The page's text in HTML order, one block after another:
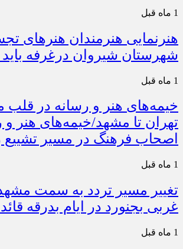
1 ماه قبل
هنرنمایی هنرمندان هنرهای
شهرستان شیروان درغرفه
1 ماه قبل
خیمه‌های هنر و رسانه در قلب
تهران تا مشهد/خیمه‌های هنر و
اصحاب فرهنگ در مسیر تشییع
1 ماه قبل
تغییر مسیر تردد به سمت
غربی بجنورد در ایام بدرقه
1 ماه قبل